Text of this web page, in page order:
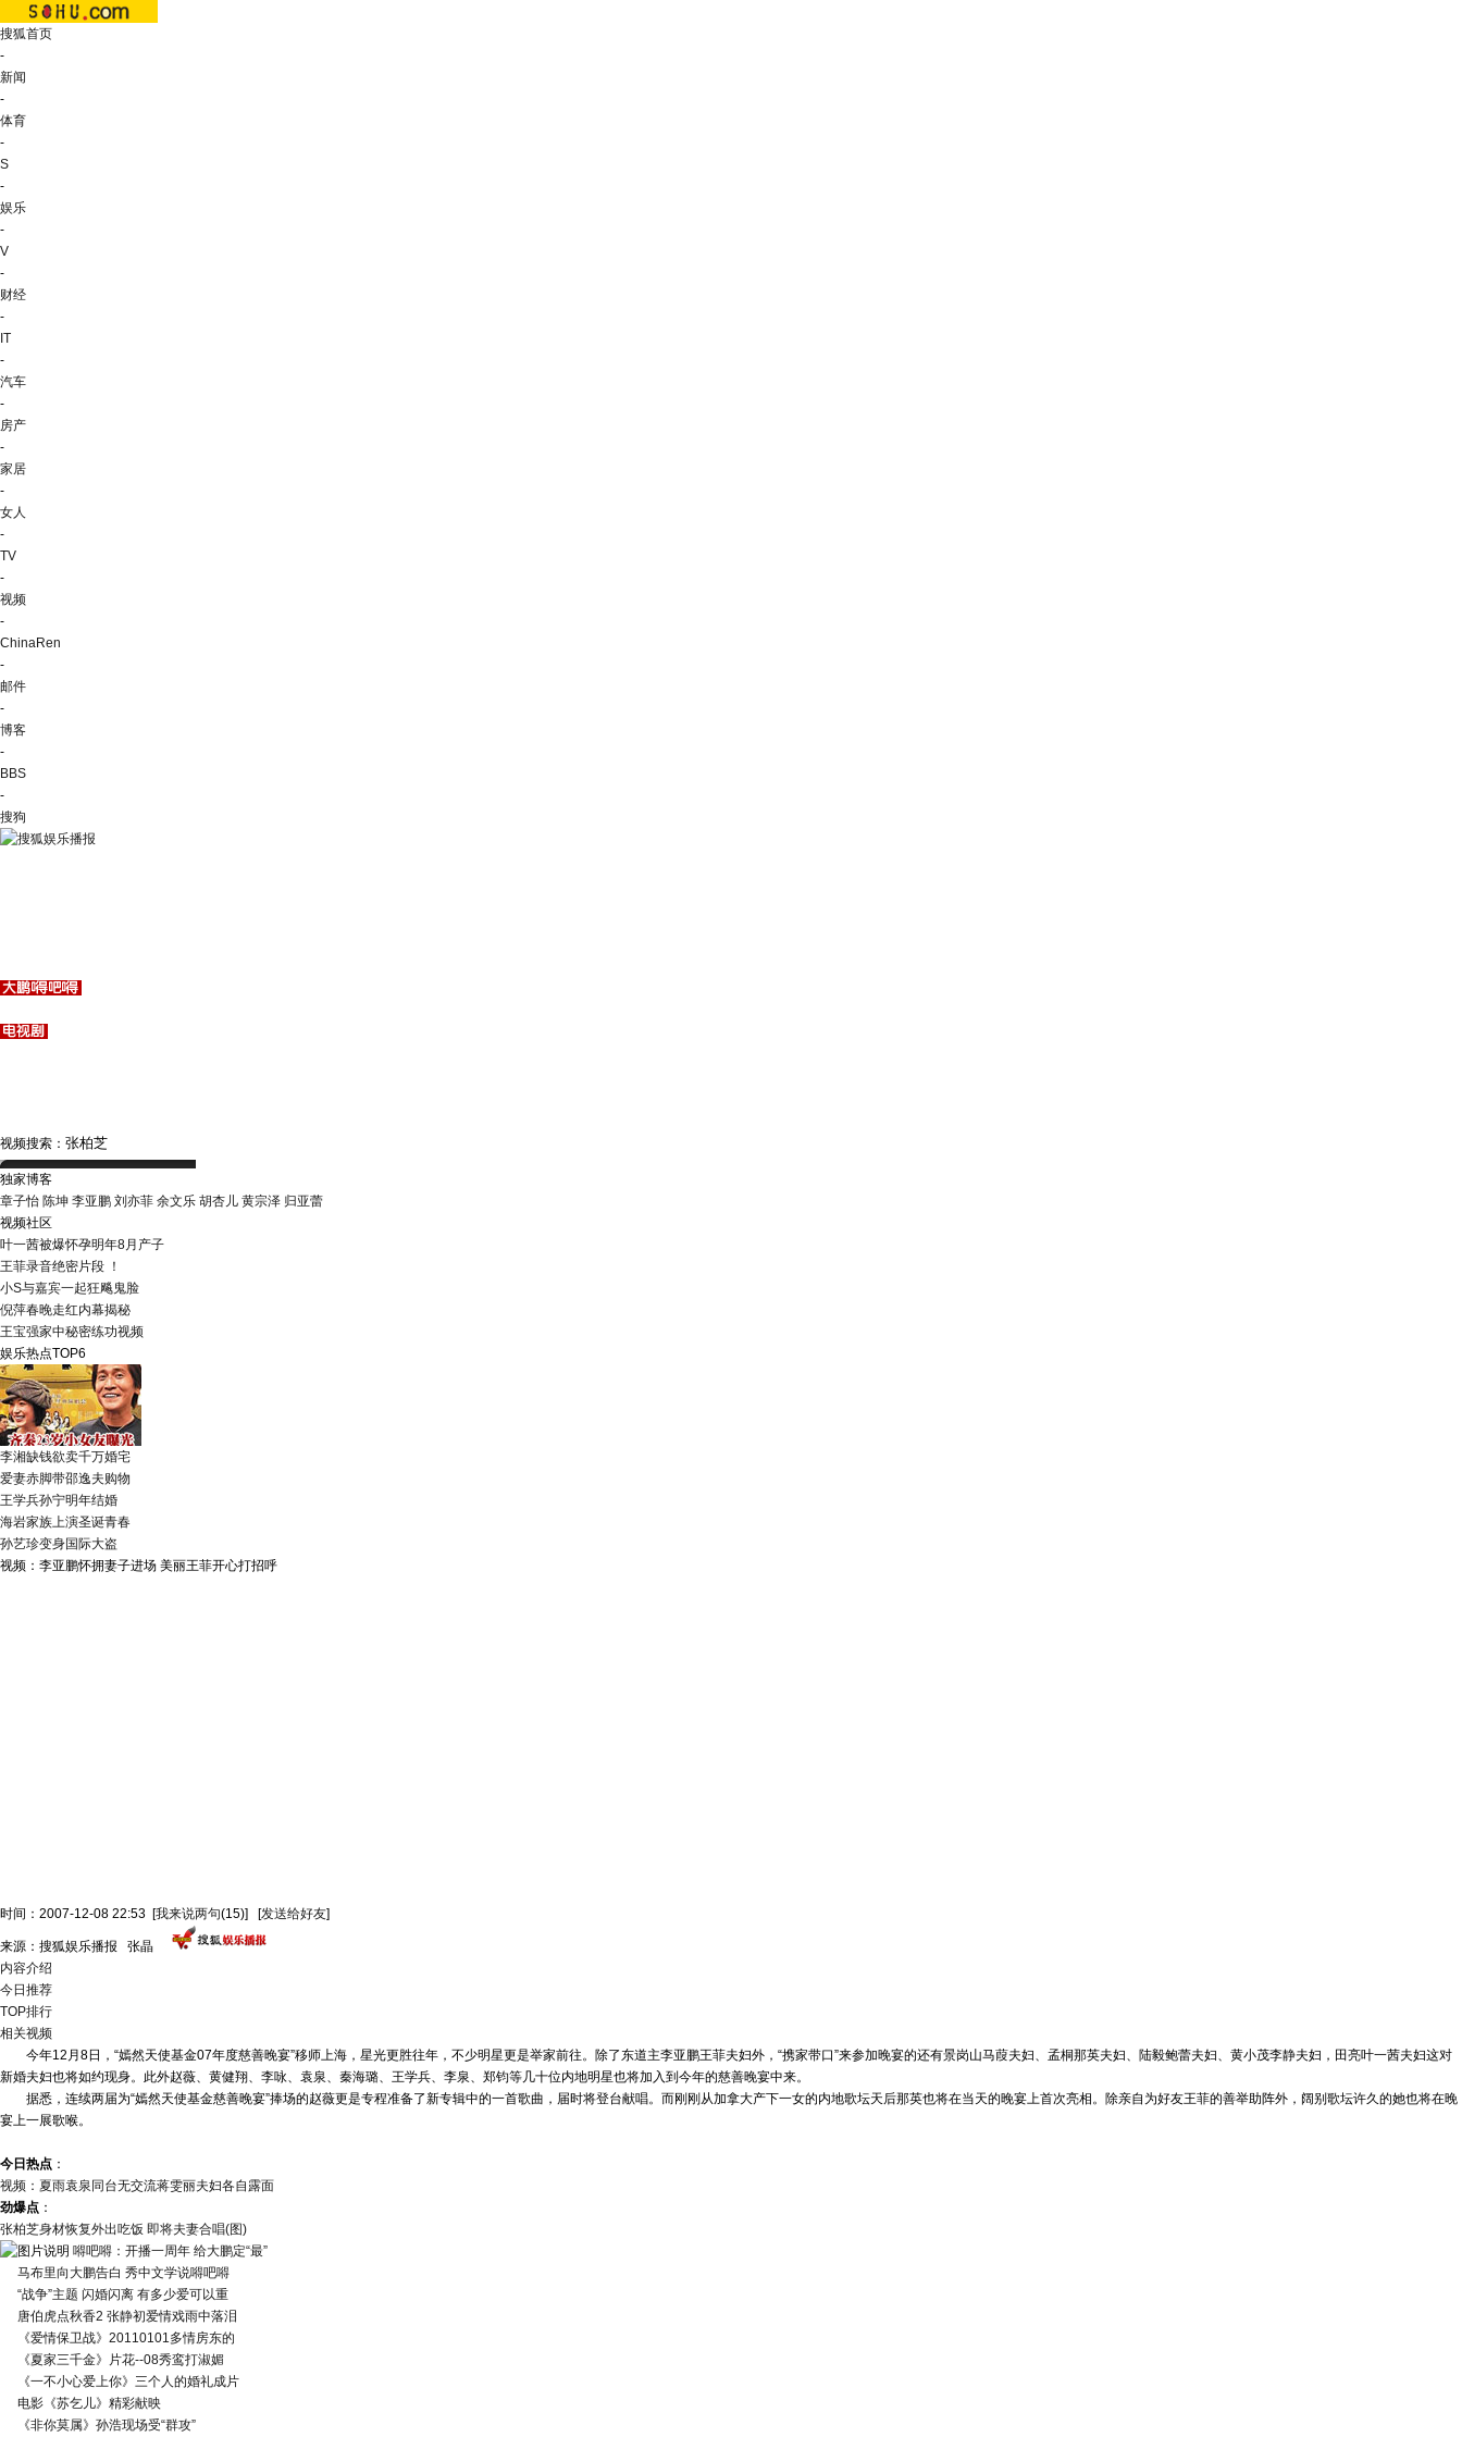
搜狐首页
-
新闻
-
体育
-
S
-
娱乐
-
V
-
财经
-
IT
-
汽车
-
房产
-
家居
-
女人
-
TV
-
视频
-
ChinaRen
-
邮件
-
博客
-
BBS
-
搜狗
视频搜索：
独家博客
章子怡 陈坤 李亚鹏 刘亦菲 余文乐 胡杏儿 黄宗泽 归亚蕾
视频社区
叶一茜被爆怀孕明年8月产子
王菲录音绝密片段 ！
小S与嘉宾一起狂飚鬼脸
倪萍春晚走红内幕揭秘
王宝强家中秘密练功视频
娱乐热点TOP6
李湘缺钱欲卖千万婚宅
爱妻赤脚带邵逸夫购物
王学兵孙宁明年结婚
海岩家族上演圣诞青春
孙艺珍变身国际大盗
视频：李亚鹏怀拥妻子进场 美丽王菲开心打招呼
时间：2007-12-08 22:53 [我来说两句(15)] [发送给好友]
来源：搜狐娱乐播报 张晶
内容介绍
今日推荐
TOP排行
相关视频
今年12月8日，“嫣然天使基金07年度慈善晚宴”移师上海，星光更胜往年，不少明星更是举家前往。除了东道主李亚鹏王菲夫妇外，“携家带口”来参加晚宴的还有景岗山马葭夫妇、孟桐那英夫妇、陆毅鲍蕾夫妇、黄小茂李静夫妇，田亮叶一茜夫妇这对
新婚夫妇也将如约现身。此外赵薇、黄健翔、李咏、袁泉、秦海璐、王学兵、李泉、郑钧等几十位内地明星也将加入到今年的慈善晚宴中来。
据悉，连续两届为“嫣然天使基金慈善晚宴”捧场的赵薇更是专程准备了新专辑中的一首歌曲，届时将登台献唱。而刚刚从加拿大产下一女的内地歌坛天后那英也将在当天的晚宴上首次亮相。除亲自为好友王菲的善举助阵外，阔别歌坛许久的她也将在晚
宴上一展歌喉。
今日热点 ：
视频：夏雨袁泉同台无交流蒋雯丽夫妇各自露面
劲爆点 ：
张柏芝身材恢复外出吃饭 即将夫妻合唱(图)
嘚吧嘚：开播一周年 给大鹏定“最”
马布里向大鹏告白 秀中文学说嘚吧嘚
“战争”主题 闪婚闪离 有多少爱可以重
唐伯虎点秋香2 张静初爱情戏雨中落泪
《爱情保卫战》20110101多情房东的
《夏家三千金》片花--08秀鸾打淑媚
《一不小心爱上你》三个人的婚礼成片
电影《苏乞儿》精彩献映
《非你莫属》孙浩现场受“群攻”